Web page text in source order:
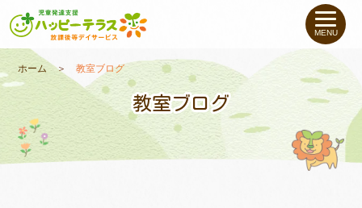
私たちについて
未就学のお子さま （０〜６才）
小学生〜高校生のお子さま
支援事例
MENU
ホーム ＞教室ブログ
教室ブログ